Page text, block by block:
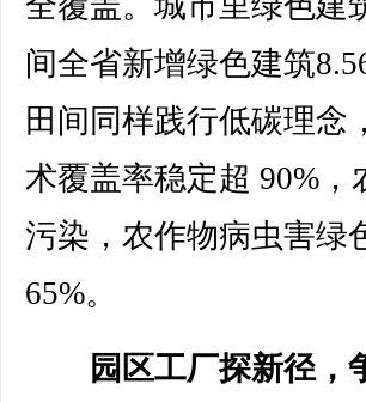
间全省新增绿色建筑
田间同样践行低碳理念
术覆盖率稳定超 90%
污染，农作物病虫害绿
65%。
园区工厂探新径，